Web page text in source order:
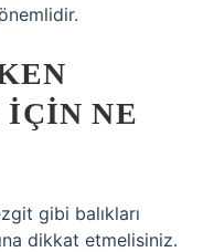
NE
gibi balıkları
dikkat etmelisiniz.